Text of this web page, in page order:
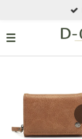
naar
hoofdinhoud